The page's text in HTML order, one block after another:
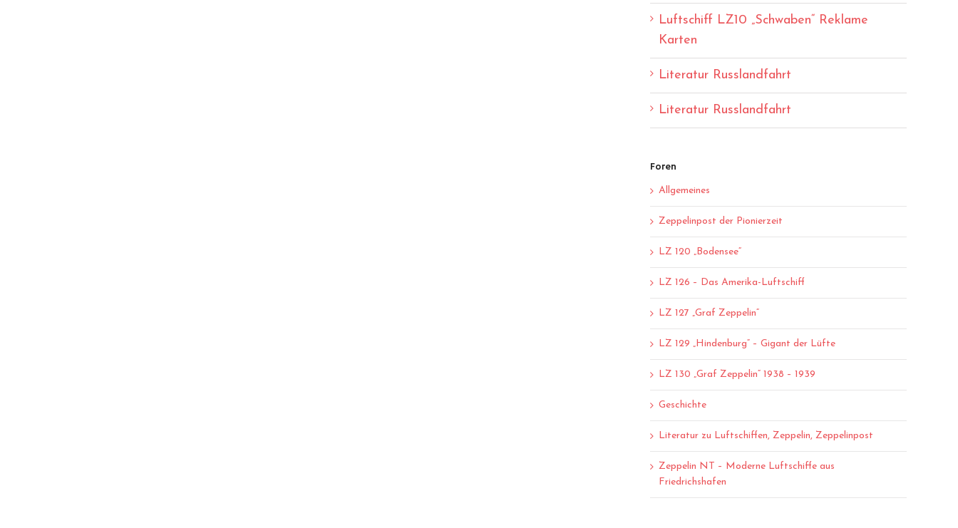
Luftschiff LZ10 „Schwaben“ Reklame
Karten
Literatur Russlandfahrt
Literatur Russlandfahrt
Foren
Allgemeines
Zeppelinpost der Pionierzeit
LZ 120 „Bodensee“
LZ 126 – Das Amerika-Luftschiff
LZ 127 „Graf Zeppelin“
LZ 129 „Hindenburg“ – Gigant der Lüfte
LZ 130 „Graf Zeppelin“ 1938 – 1939
Geschichte
Literatur zu Luftschiffen, Zeppelin, Zeppelinpost
Zeppelin NT – Moderne Luftschiffe aus
Friedrichshafen